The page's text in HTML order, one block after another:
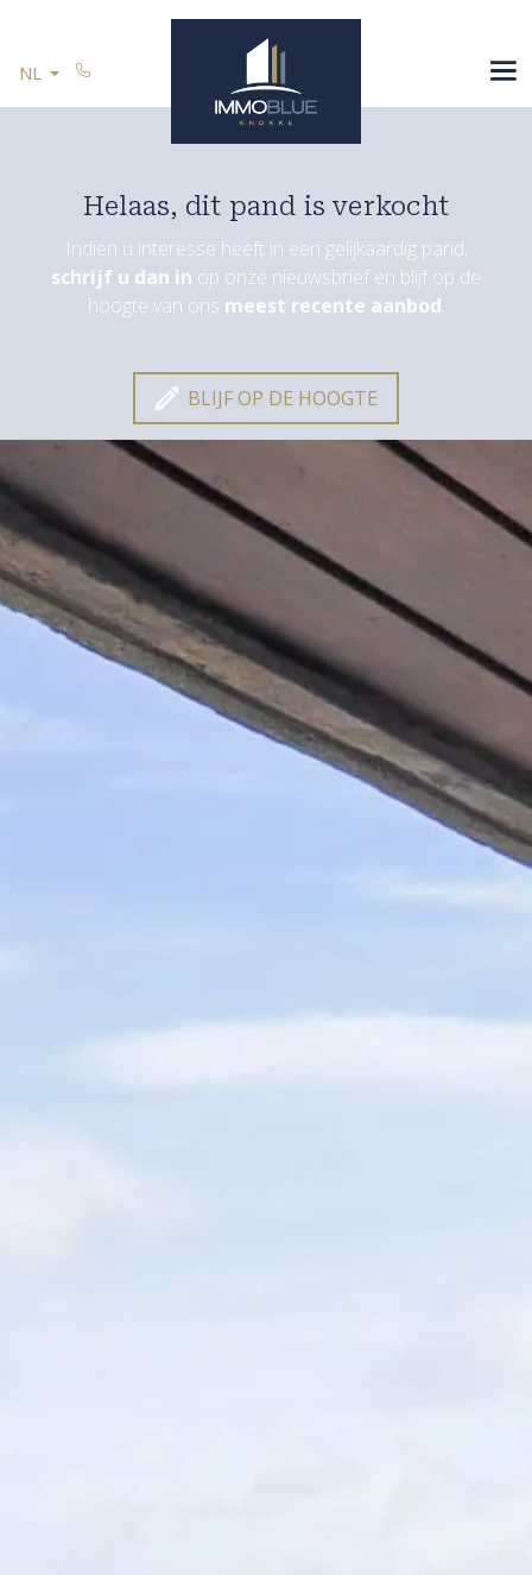
Menu overslaan en naar de inhoud gaan
NL
Blijf op de hoogte
SPANJE
U VERKOOPT
REFERENTIES
CONTACT
Helaas, dit pand is verkocht
Indien u interesse heeft in een gelijkaardig pand,
schrijf u dan in op onze nieuwsbrief en blijf op de
hoogte van ons meest recente aanbod.
BLIJF OP DE HOOGTE